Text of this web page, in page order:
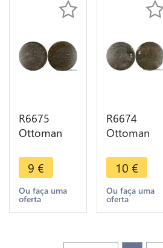
R6675
Ottoman
Para Abdul
Mejid AH
1256 1840
Constantinople
9 €
Ou faça uma
oferta
R6674
Ottoman
Para Abdul
Mejid AH
1258 1842
10 €
Ou faça uma
oferta